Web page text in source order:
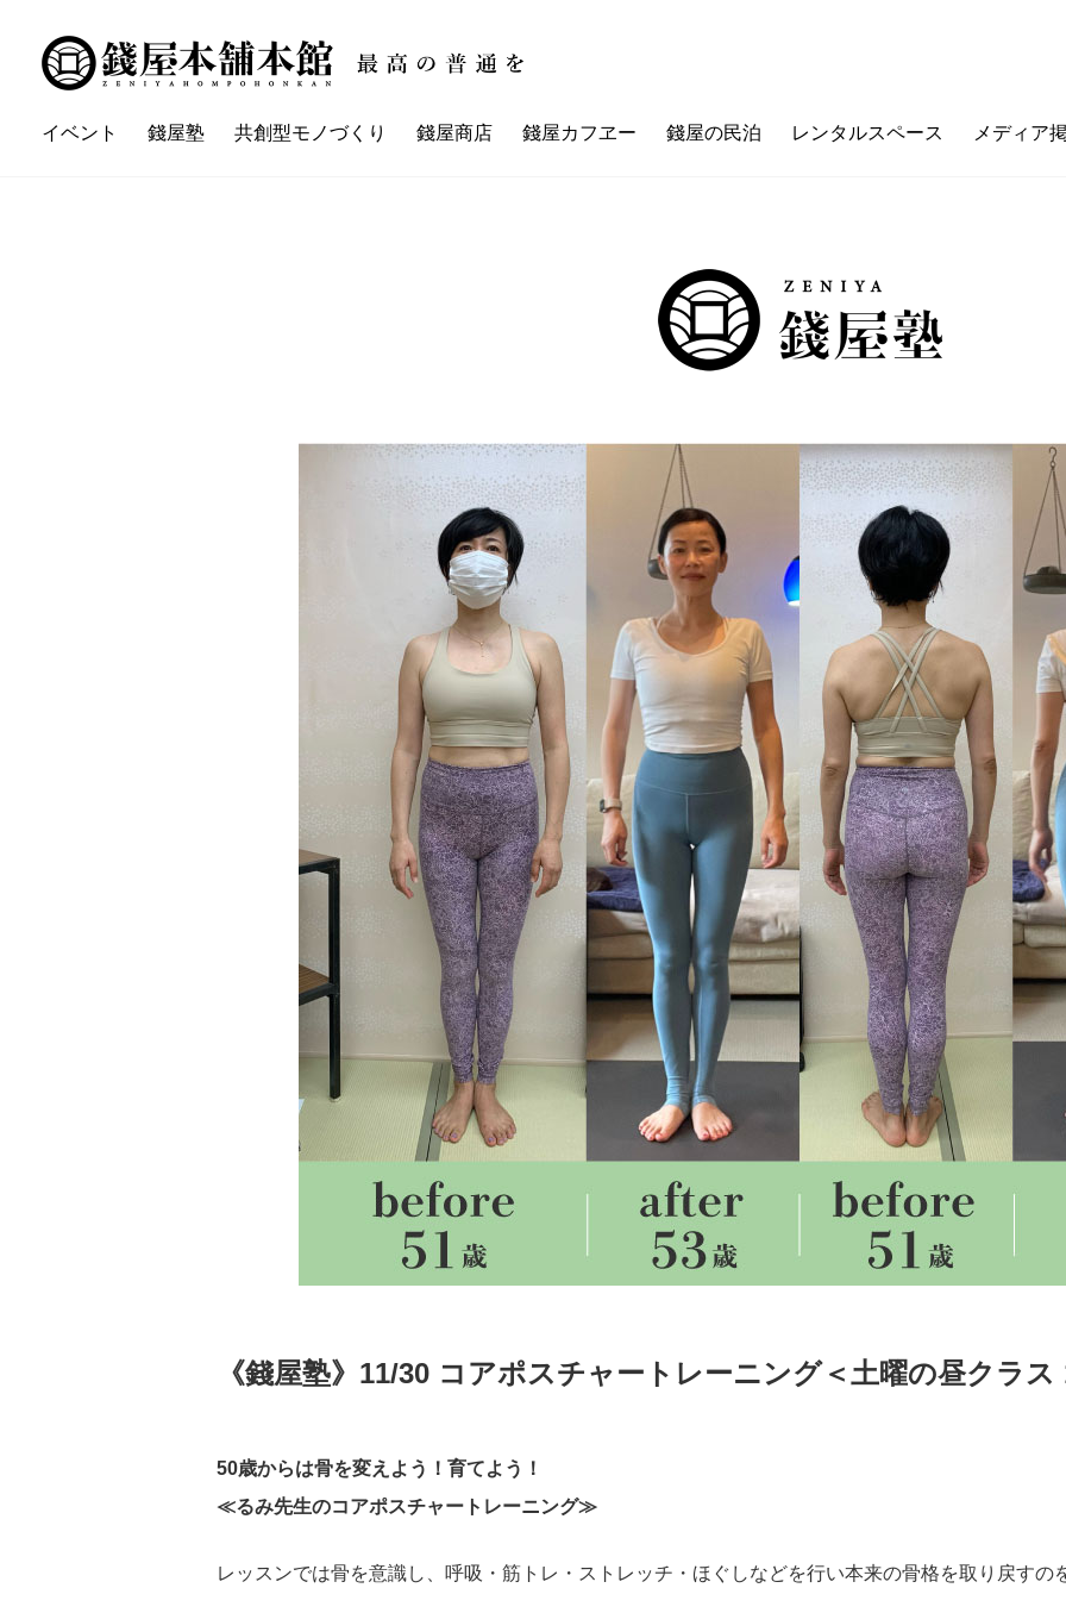
イベント 錢屋塾 共創型モノづくり 錢屋商店 錢屋カフヱー 錢屋の民泊 レンタルスペース メディア
《錢屋塾》11/30 コアポスチャートレーニング＜土曜の昼クラ
50歳からは骨を変えよう！育てよう！
≪るみ先生のコアポスチャートレーニング≫
レッスンでは骨を意識し、呼吸・筋トレ・ストレッチ・ほぐしなどを行い本来の骨格を取り戻すの